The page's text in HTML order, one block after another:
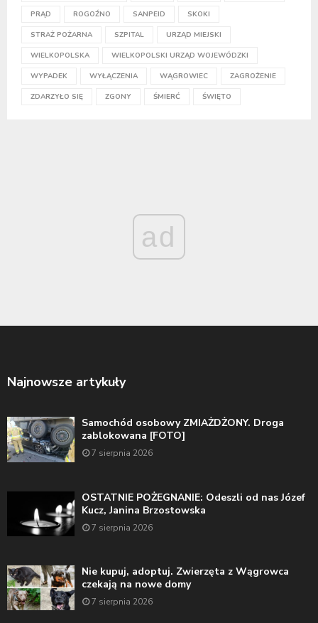
PRĄD ROGOŹNO SANPEID SKOKI
STRAŻ POŻARNA SZPITAL URZĄD MIEJSKI
WIELKOPOLSKA WIELKOPOLSKI URZĄD WOJEWÓDZKI
WYPADEK WYŁĄCZENIA WĄGROWIEC ZAGROŻENIE
ZDARZYŁO SIĘ ZGONY ŚMIERĆ ŚWIĘTO
ad
Najnowsze artykuły
Samochód osobowy ZMIAŻDŻONY. Droga
zablokowana [FOTO]
7 sierpnia 2026
OSTATNIE POŻEGNANIE: Odeszli od nas Józef
Kucz, Janina Brzostowska
7 sierpnia 2026
Nie kupuj, adoptuj. Zwierzęta z Wągrowca
czekają na nowe domy
7 sierpnia 2026